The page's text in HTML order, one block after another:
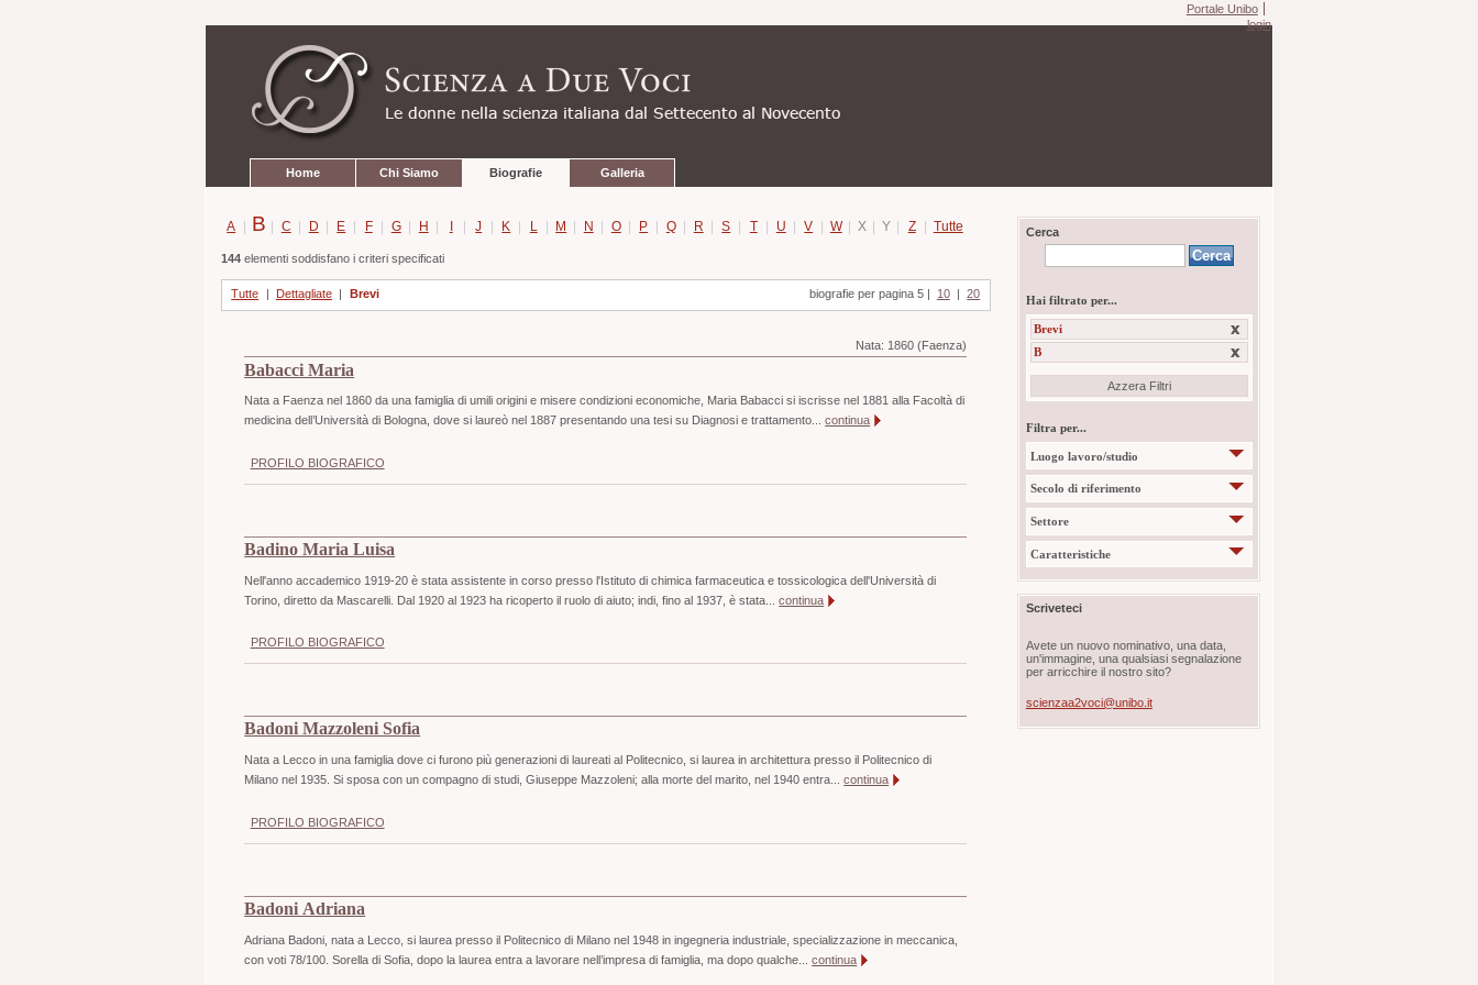
contenuti.
navigazione
Portale Unibo
login
Home Chi Siamo Biografie Galleria
A | B | C | D | E | F | G | H | I | J | K | L | M | N | O | P | Q | R | S | T | U | V | W | X | Y | Z | Tutte
144elementi soddisfano i criteri specificati
Tutte Dettagliate Brevi biografie per pagina 5 10 20
Nata: 1860 (Faenza)
Babacci Maria
Nata a Faenza nel 1860 da una famiglia di umili origini e misere condizioni economiche, Maria Babacci si iscrisse nel 1881 alla Facoltà di
medicina dell’Università di Bologna, dove si laureò nel 1887 presentando una tesi su Diagnosi e trattamento...continua
PROFILO BIOGRAFICO
Badino Maria Luisa
Nell'anno accademico 1919-20 è stata assistente in corso presso l'Istituto di chimica farmaceutica e tossicologica dell'Università di
Torino, diretto da Mascarelli. Dal 1920 al 1923 ha ricoperto il ruolo di aiuto; indi, fino al 1937, è stata...continua
PROFILO BIOGRAFICO
Badoni Mazzoleni Sofia
Nata a Lecco in una famiglia dove ci furono più generazioni di laureati al Politecnico, si laurea in architettura presso il Politecnico di
Milano nel 1935. Si sposa con un compagno di studi, Giuseppe Mazzoleni; alla morte del marito, nel 1940 entra...continua
PROFILO BIOGRAFICO
Badoni Adriana
Adriana Badoni, nata a Lecco, si laurea presso il Politecnico di Milano nel 1948 in ingegneria industriale, specializzazione in meccanica,
con voti 78/100. Sorella di Sofia, dopo la laurea entra a lavorare nell’impresa di famiglia, ma dopo qualche...continua
Cerca
Hai filtrato per...
Brevi
B
Azzera Filtri
Filtra per...
Luogo lavoro/studio
Secolo di riferimento
Settore
Caratteristiche
Scriveteci
Avete un nuovo nominativo, una data,
un'immagine, una qualsiasi segnalazione
per arricchire il nostro sito?
scienzaa2voci@unibo.it